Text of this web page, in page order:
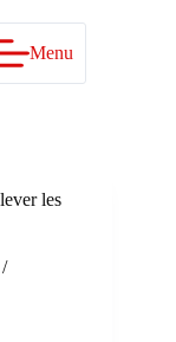
Menu
les